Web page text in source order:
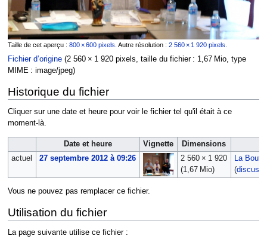
Taille de cet aperçu : 800 × 600 pixels Autre résolution : 2 560 × 1 920 pixels
Fichier d’origine‎ (2 560 × 1 920 pixels, taille du fichier : 1,67 Mio, type
MIME : image/jpeg)
Historique du fichier
Cliquer sur une date et heure pour voir le fichier tel qu'il était à ce
moment-là.
Date et heure Vignette Dimensions
actuel
27 septembre 2012 à 09:26
2 560 × 1 920
(1,67 Mio)
La
(
Vous ne pouvez pas remplacer ce fichier.
Utilisation du fichier
La page suivante utilise ce fichier :